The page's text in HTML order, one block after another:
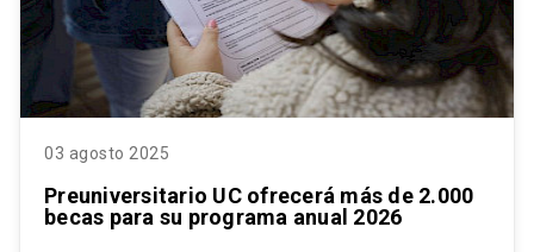
03 agosto 2025
Preuniversitario UC ofrecerá más de 2.000
becas para su programa anual 2026